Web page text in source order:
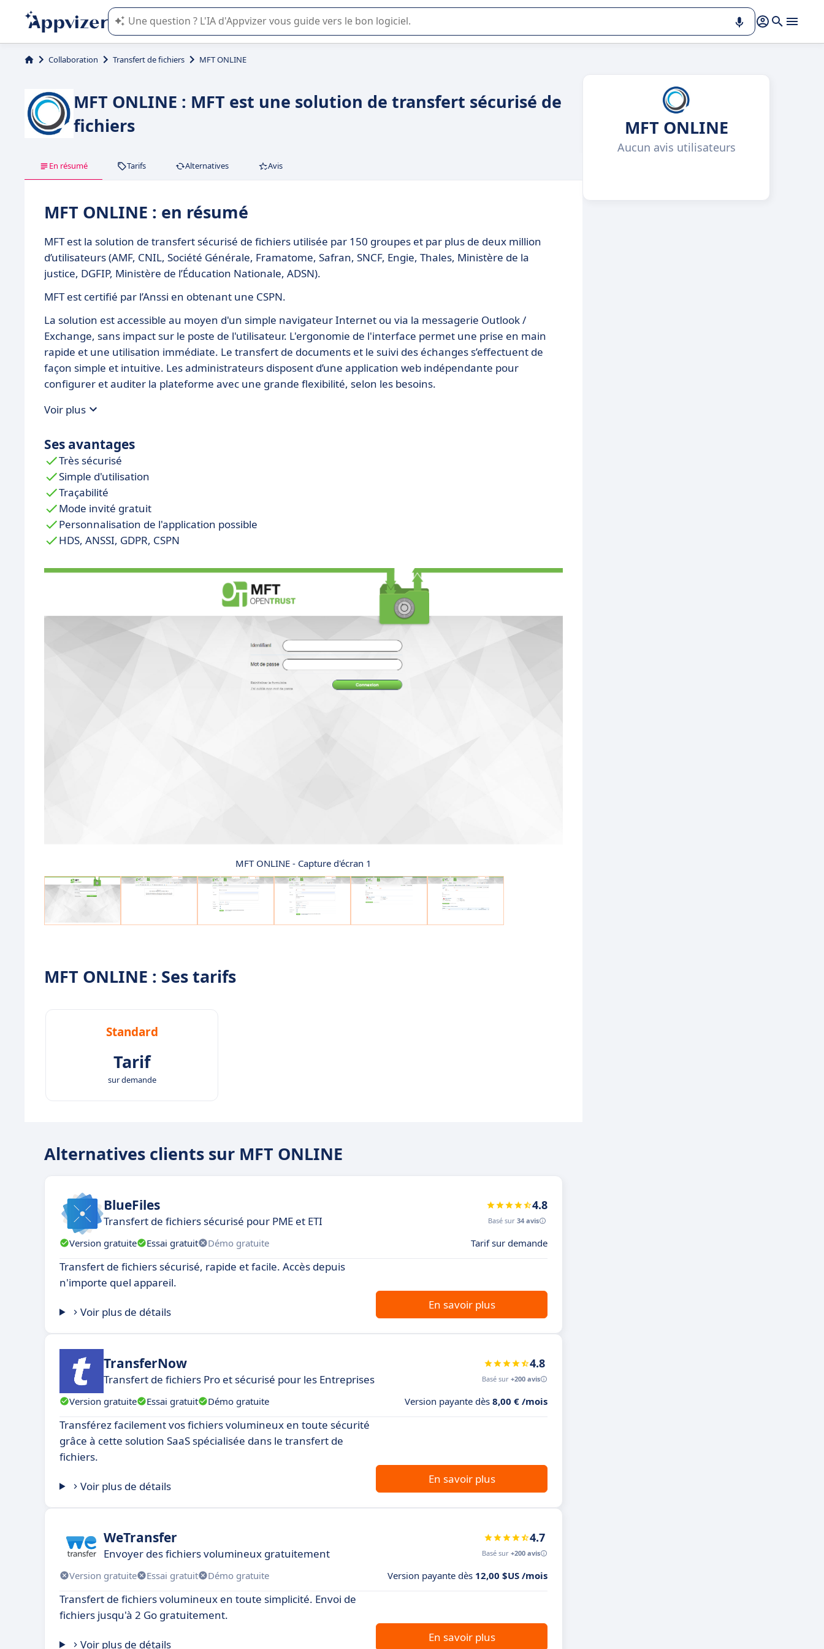
L'IA de Appvizer vous guide dans l'utilisation ou la sélection de logiciel SaaS en entreprise.
Collaboration Transfert de fichiers MFT ONLINE
MFT ONLINE : MFT est une solution de transfert sécurisé de
fichiers
En résumé Tarifs Alternatives Avis
MFT ONLINE : en résumé
MFT est la solution de transfert sécurisé de fichiers utilisée par 150 groupes et par plus de deux million
d’utilisateurs (AMF, CNIL, Société Générale, Framatome, Safran, SNCF, Engie, Thales, Ministère de la
justice, DGFIP, Ministère de l’Éducation Nationale, ADSN).
MFT est certifié par l’Anssi en obtenant une CSPN.
La solution est accessible au moyen d'un simple navigateur Internet ou via la messagerie Outlook /
Exchange, sans impact sur le poste de l'utilisateur. L'ergonomie de l'interface permet une prise en main
rapide et une utilisation immédiate. Le transfert de documents et le suivi des échanges s’effectuent de
façon simple et intuitive. Les administrateurs disposent d’une application web indépendante pour
configurer et auditer la plateforme avec une grande flexibilité, selon les besoins.
Voir plus
Ses avantages
Très sécurisé
Simple d'utilisation
Traçabilité
Mode invité gratuit
Personnalisation de l'application possible
HDS, ANSSI, GDPR, CSPN
MFT ONLINE - Capture d'écran 1
MFT ONLINE : Ses tarifs
Standard
Tarif
sur demande
Alternatives clients sur MFT ONLINE
BlueFiles
Transfert de fichiers sécurisé pour PME et ETI
4.8
Basé sur 34 avis
Version gratuite Essai gratuit Démo gratuite Tarif sur demande
Transfert de fichiers sécurisé, rapide et facile. Accès depuis
n'importe quel appareil.
Voir plus de détails
En savoir plus
TransferNow
Transfert de fichiers Pro et sécurisé pour les Entreprises
4.8
Basé sur +200 avis
Version gratuite Essai gratuit Démo gratuite Version payante dès 8,00 € /mois
Transférez facilement vos fichiers volumineux en toute sécurité
grâce à cette solution SaaS spécialisée dans le transfert de
fichiers.
Voir plus de détails
En savoir plus
WeTransfer
Envoyer des fichiers volumineux gratuitement
4.7
Basé sur +200 avis
Version gratuite Essai gratuit Démo gratuite Version payante dès 12,00 $US /mois
Transfert de fichiers volumineux en toute simplicité. Envoi de
fichiers jusqu'à 2 Go gratuitement.
Voir plus de détails
En savoir plus
MFT ONLINE
Aucun avis utilisateurs